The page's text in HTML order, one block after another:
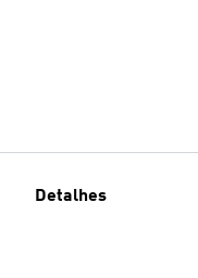
Detalhes